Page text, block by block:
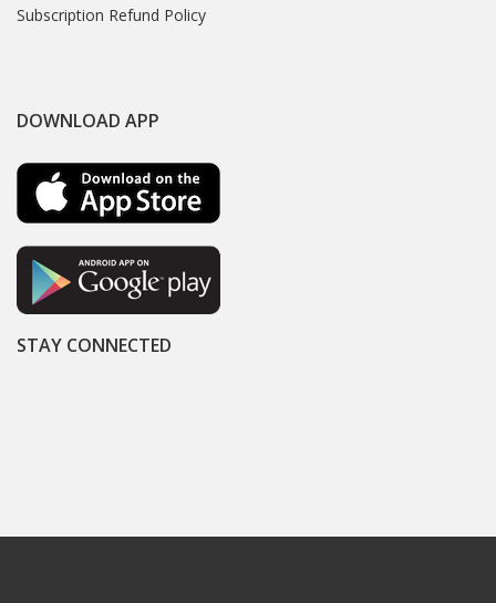
Subscription Refund Policy
DOWNLOAD APP
STAY CONNECTED